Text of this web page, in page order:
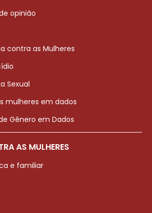
opinião
contra as Mulheres
Sexual
mulheres em dados
Gênero em Dados
AS MULHERES
e familiar